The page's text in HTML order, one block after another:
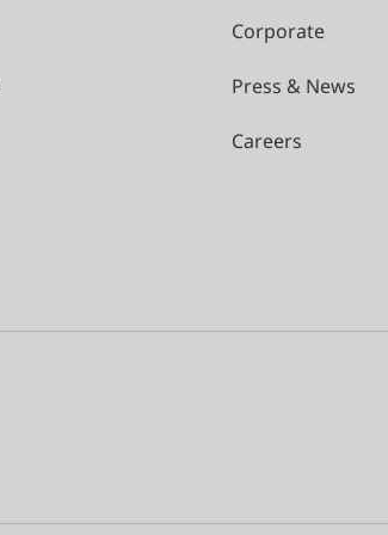
Corporate
Press & News
Careers